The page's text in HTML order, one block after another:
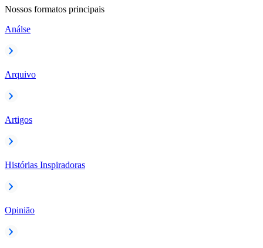
Nossos formatos principais
Análse
Arquivo
Artigos
Histórias Inspiradoras
Opinião